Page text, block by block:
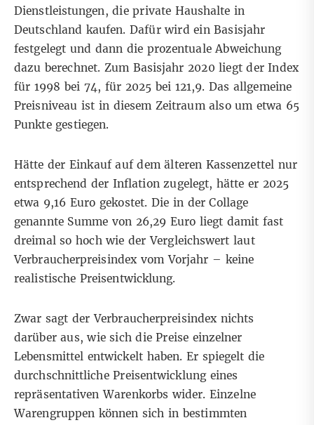
Dienstleistungen, die private Haushalte in
Deutschland kaufen. Dafür wird ein Basisjahr
festgelegt und dann die prozentuale Abweichung
dazu berechnet. Zum Basisjahr 2020 liegt der Index
für 1998 bei 74, für 2025 bei 121,9. Das allgemeine
Preisniveau ist in diesem Zeitraum also um etwa 65
Punkte gestiegen.
Hätte der Einkauf auf dem älteren Kassenzettel nur
entsprechend der Inflation zugelegt, hätte er 2025
etwa 9,16 Euro gekostet. Die in der Collage
genannte Summe von 26,29 Euro liegt damit fast
dreimal so hoch wie der Vergleichswert laut
Verbraucherpreisindex vom Vorjahr – keine
realistische Preisentwicklung.
Zwar sagt der Verbraucherpreisindex nichts
darüber aus, wie sich die Preise einzelner
Lebensmittel entwickelt haben. Er spiegelt die
durchschnittliche Preisentwicklung eines
repräsentativen Warenkorbs wider. Einzelne
Warengruppen können sich in bestimmten